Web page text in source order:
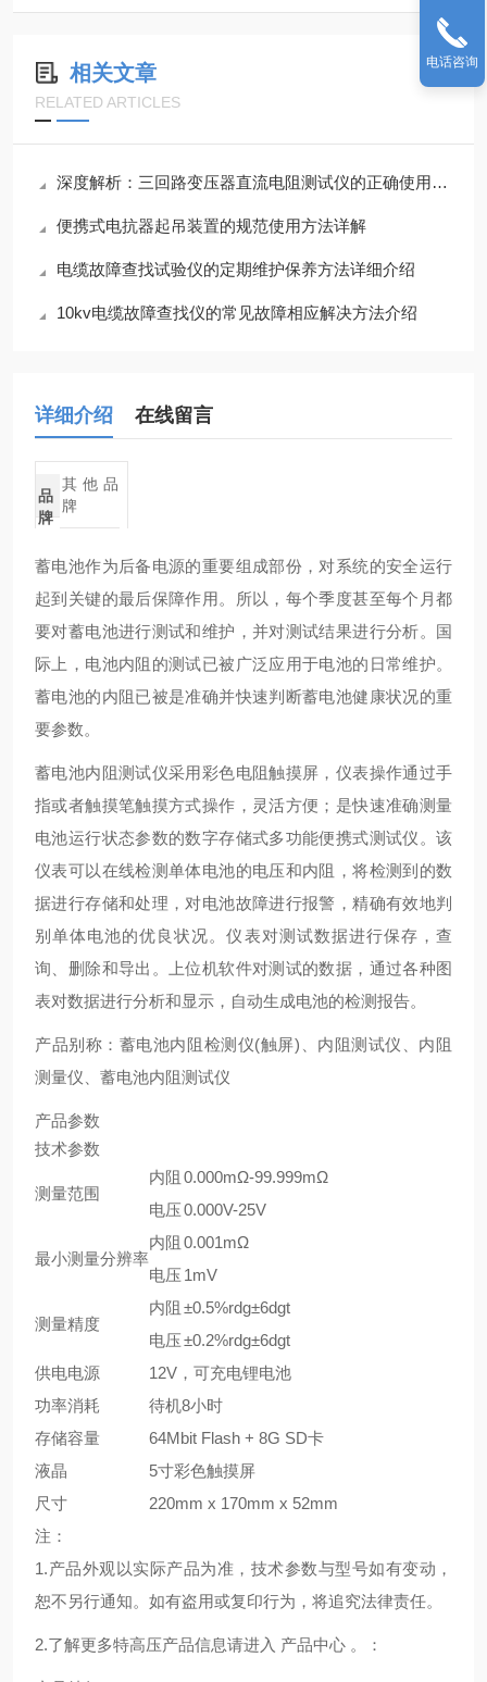
相关文章
RELATED ARTICLES
深度解析：三回路变压器直流电阻测试仪的正确使用方法全攻略
便携式电抗器起吊装置的规范使用方法详解
电缆故障查找试验仪的定期维护保养方法详细介绍
10kv电缆故障查找仪的常见故障相应解决方法介绍
详细介绍 在线留言
品
牌
其他品
牌
蓄电池作为后备电源的重要组成部份，对系统的安全运行
起到关键的最后保障作用。所以，每个季度甚至每个月都
要对蓄电池进行测试和维护，并对测试结果进行分析。国
际上，电池内阻的测试已被广泛应用于电池的日常维护。
蓄电池的内阻已被是准确并快速判断蓄电池健康状况的重
要参数。
蓄电池内阻测试仪采用彩色电阻触摸屏，仪表操作通过手
指或者触摸笔触摸方式操作，灵活方便；是快速准确测量
电池运行状态参数的数字存储式多功能便携式测试仪。该
仪表可以在线检测单体电池的电压和内阻，将检测到的数
据进行存储和处理，对电池故障进行报警，精确有效地判
别单体电池的优良状况。仪表对测试数据进行保存，查
询、删除和导出。上位机软件对测试的数据，通过各种图
表对数据进行分析和显示，自动生成电池的检测报告。
产品别称：蓄电池内阻检测仪(触屏)、内阻测试仪、内阻
测量仪、蓄电池内阻测试仪
产品参数
技术参数
测量范围
内阻 0.000mΩ-99.999mΩ
电压0.000V-25V
最小测量分辨率
内阻 0.001mΩ
电压 1mV
测量精度
内阻 ±0.5%rdg±6dgt
电压±0.2%rdg±6dgt
供电电源
12V，可充电锂电池
功率消耗
待机8小时
存储容量
64Mbit Flash + 8G SD卡
液晶
5寸彩色触摸屏
尺寸
220mm x 170mm x 52mm
注：
1.产品外观以实际产品为准，技术参数与型号如有变动，
恕不另行通知。如有盗用或复印行为，将追究法律责任。
2.了解更多特高压产品信息请进入 产品中心 。：
电话咨询